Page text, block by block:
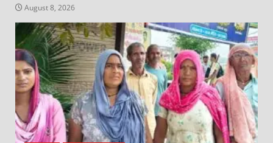
August 8, 2026